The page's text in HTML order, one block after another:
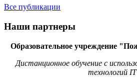
Все публикации
Наши партнеры
Образовательное учреждение
Дистанционное обучение с
технологий IT